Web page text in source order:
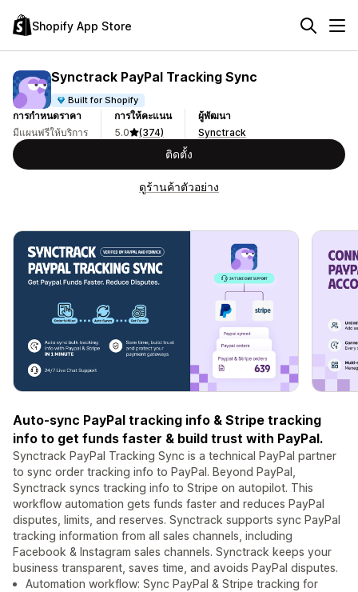
Shopify App Store
Synctrack PayPal Tracking Sync
Built for Shopify
การกำหนดราคา
มีแผนฟรีให้บริการ
การให้คะแนน
5.0
(374)
ผู้พัฒนา
Synctrack
ติดตั้ง
ดูร้านค้าตัวอย่าง
Auto-sync PayPal tracking info & Stripe tracking
info to get funds faster & build trust with PayPal.
Synctrack PayPal Tracking Sync is a technical PayPal partner
to sync order tracking info to PayPal. Beyond PayPal,
Synctrack syncs tracking info to Stripe on autopilot. This
workflow automation gets funds faster and reduces PayPal
disputes, limits, and reserves. Synctrack supports sync PayPal
tracking information from all sales channels, including
Facebook & Instagram sales channels. Synctrack keeps your
business transparent, saves time, and avoids PayPal disputes.
Automation workflow: Sync PayPal & Stripe tracking for